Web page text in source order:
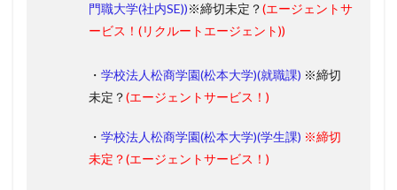
門職大学(社内SE))※締切未定？(エージェントサ
ービス！(リクルートエージェント))
・ 学校法人松商学園(松本大学)(就職課) ※締切
未定？(エージェントサービス！)
・ 学校法人松商学園(松本大学)(学生課) ※締切
未定？(エージェントサービス！)